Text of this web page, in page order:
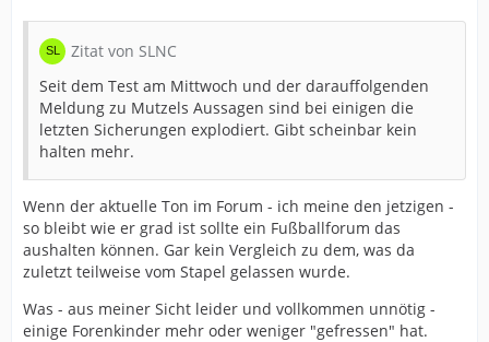
Zitat von SLNC
Seit dem Test am Mittwoch und der darauffolgenden
Meldung zu Mutzels Aussagen sind bei einigen die
letzten Sicherungen explodiert. Gibt scheinbar kein
halten mehr.
Wenn der aktuelle Ton im Forum - ich meine den jetzigen -
so bleibt wie er grad ist sollte ein Fußballforum das
aushalten können. Gar kein Vergleich zu dem, was da
zuletzt teilweise vom Stapel gelassen wurde.
Was - aus meiner Sicht leider und vollkommen unnötig -
einige Forenkinder mehr oder weniger "gefressen" hat.